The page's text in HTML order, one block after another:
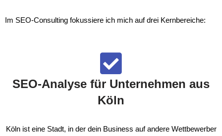
Im SEO-Consulting fokussiere ich mich auf drei Kernbereiche:
SEO-Analyse für Unternehmen aus
Köln
Köln ist eine Stadt, in der dein Business auf andere Wettbewerber